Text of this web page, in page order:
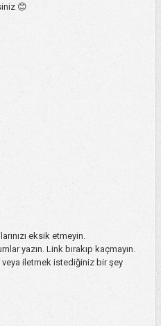
😊
eksik etmeyin.
yazın. Link bırakıp kaçmayın.
veya iletmek istediğiniz bir şey